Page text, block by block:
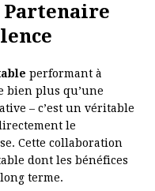
Partenaire
performant à
bien plus qu’une
– c’est un véritable
le
Cette collaboration
dont les bénéfices
terme.